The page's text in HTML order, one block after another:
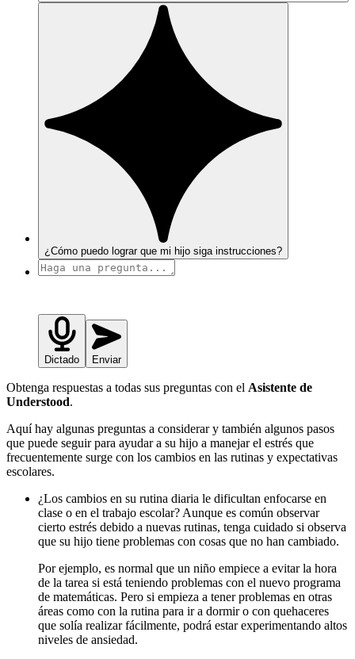
¿Cómo puedo lograr que mi hijo siga instrucciones?
Dictado Enviar
Obtenga respuestas a todas sus preguntas con el Asistente de
Understood.
Aquí hay algunas preguntas a considerar y también algunos pasos
que puede seguir para ayudar a su hijo a manejar el estrés que
frecuentemente surge con los cambios en las rutinas y expectativas
escolares.
¿Los cambios en su rutina diaria le dificultan enfocarse en
clase o en el trabajo escolar? Aunque es común observar
cierto estrés debido a nuevas rutinas, tenga cuidado si observa
que su hijo tiene problemas con cosas que no han cambiado.
Por ejemplo, es normal que un niño empiece a evitar la hora
de la tarea si está teniendo problemas con el nuevo programa
de matemáticas. Pero si empieza a tener problemas en otras
áreas como con la rutina para ir a dormir o con quehaceres
que solía realizar fácilmente, podrá estar experimentando altos
niveles de ansiedad.